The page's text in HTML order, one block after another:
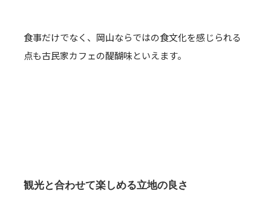
食事だけでなく、岡山ならではの食文化を感じられる
点も古民家カフェの醍醐味といえます。
観光と合わせて楽しめる立地の良さ